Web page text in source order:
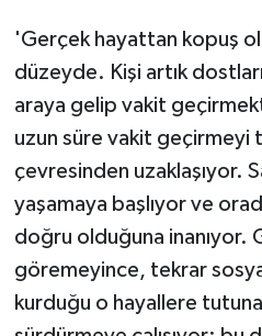
'Gerçek hayattan kopuş
düzeyde. Kişi artık
araya gelip vakit
uzun süre vakit geçirmeyi
çevresinden uzaklaşıyor.
yaşamaya başlıyor ve
doğru olduğuna inanıyor.
göremeyince, tekrar
kurduğu o hayallere